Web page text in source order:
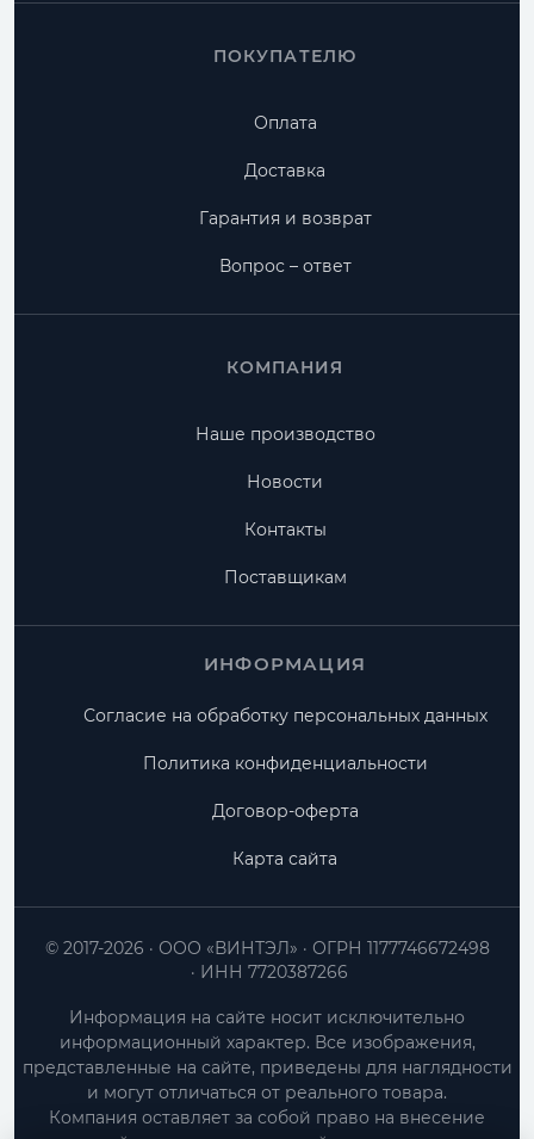
ПОКУПАТЕЛЮ
Оплата
Доставка
Гарантия и возврат
Вопрос – ответ
КОМПАНИЯ
Наше производство
Новости
Контакты
Поставщикам
ИНФОРМАЦИЯ
Согласие на обработку персональных данных
Политика конфиденциальности
Договор-оферта
Карта сайта
ООО «ВИНТЭЛ»
ОГРН 1177746672498
ИНН 7720387266
© 2017-2026
Информация на сайте носит исключительно
информационный характер. Все изображения,
представленные на сайте, приведены для наглядности
и могут отличаться от реального товара.
Компания оставляет за собой право на внесение